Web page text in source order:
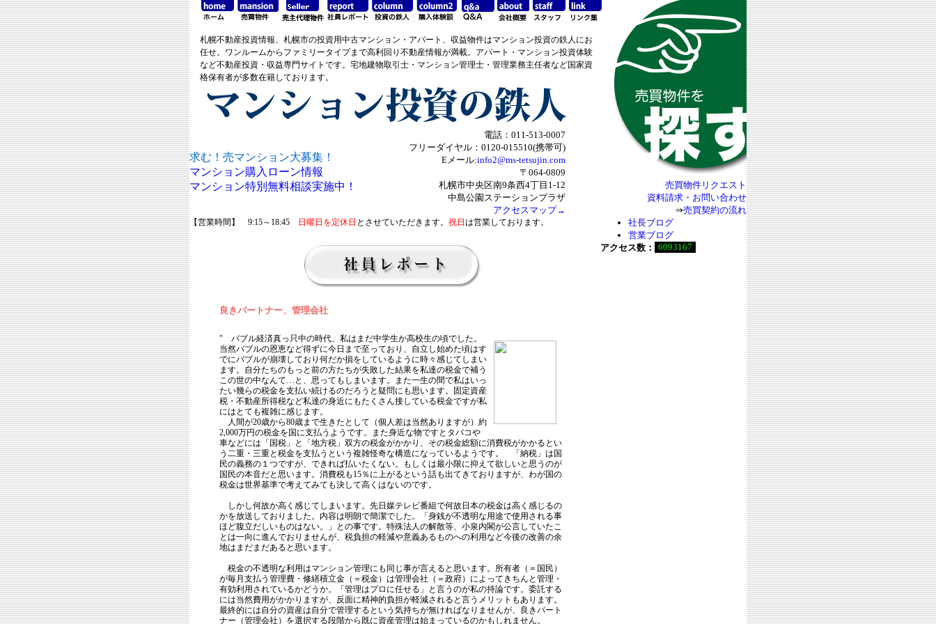
札幌不動産投資情報、札幌市の投資用中古マンション・アパート、収益物件はマンション投資の鉄人にお
任せ。ワンルームからファミリータイプまで高利回り不動産情報が満載。アパート・マンション投資体験
など不動産投資・収益専門サイトです。宅地建物取引士・マンション管理士・管理業務主任者など国家資
格保有者が多数在籍しております。
求む！売マンション大募集！
マンション購入ローン情報
マンション特別無料相談実施中！
電話：011-513-0007
フリーダイヤル：0120-015510(携帯可)
Eメール:info2@ms-tetsujin.com
〒064-0809
札幌市中央区南9条西4丁目1-12
中島公園ステーションプラザ
アクセスマップ→
【営業時間】 9:15～18:45 日曜日を定休日 とさせていただきます。 祝日 は営業しております。
良きパートナー、管理会社
" バブル経済真っ只中の時代、私はまだ中学生か高校生の頃でした。
当然バブルの恩恵など得ずに今日まで至っており、自立し始めた頃はす
でにバブルが崩壊しており何だか損をしているように時々感じてしまい
ます。自分たちのもっと前の方たちが失敗した結果を私達の税金で補う
この世の中なんて…と、思ってもしまいます。また一生の間で私はいっ
たい幾らの税金を支払い続けるのだろうと疑問にも思います。固定資産
税・不動産所得税など私達の身近にもたくさん接している税金ですが私
にはとても複雑に感じます。
人間が20歳から80歳まで生きたとして（個人差は当然ありますが）約
2,000万円の税金を国に支払うようです。また身近な物ですとタバコや
車などには「国税」と「地方税」双方の税金がかかり、その税金総額に消費税がかかるとい
う二重・三重と税金を支払うという複雑怪奇な構造になっているようです。 「納税」は国
民の義務の１つですが、できれば払いたくない。もしくは最小限に抑えて欲しいと思うのが
国民の本音だと思います。消費税も15％に上がるという話も出てきておりますが、わが国の
税金は世界基準で考えてみても決して高くはないのです。
しかし何故か高く感じてしまいます。先日媒テレビ番組で何故日本の税金は高く感じるの
かを放送しておりました。内容は明朗で簡潔でした。「身銭が不透明な用途で使用される事
ほど腹立だしいものはない。」との事です。特殊法人の解散等、小泉内閣が公言していたこ
とは一向に進んでおりませんが、税負担の軽減や意義あるものへの利用など今後の改善の余
地はまだまだあると思います。
税金の不透明な利用はマンション管理にも同じ事が言えると思います。所有者（＝国民）
が毎月支払う管理費・修繕積立金（＝税金）は管理会社（＝政府）によってきちんと管理・
有効利用されているかどうか。「管理はプロに任せる」と言うのが私の持論です。委託する
には当然費用がかかりますが、反面に精神的負担が軽減されると言うメリットもあります。
最終的には自分の資産は自分で管理するという気持ちが無ければなりませんが、良きパート
ナー（管理会社）を選択する段階から既に資産管理は始まっているのかもしれません。
売買物件リクエスト
資料請求・お問い合わせ
⇒売買契約の流れ
社長ブログ
営業ブログ
アクセス数：
6093167